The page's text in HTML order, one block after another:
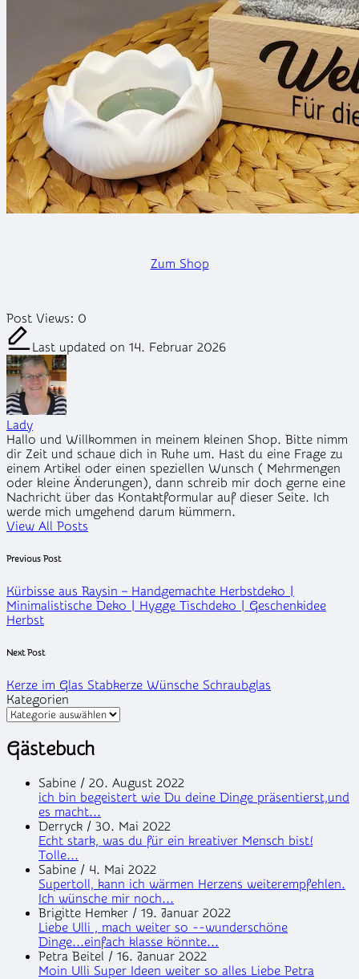
Zum Shop
Post Views: 0
Last updated on 14. Februar 2026
Lady
Hallo und Willkommen in meinem kleinen Shop. Bitte nimm
dir Zeit und schaue dich in Ruhe um. Hast du eine Frage zu
einem Artikel oder einen speziellen Wunsch ( Mehrmengen
oder kleine Änderungen), dann schreib mir doch gerne eine
Nachricht über das Kontaktformular auf dieser Seite. Ich
werde mich umgehend darum kümmern.
View All Posts
Post
navigation
Previous Post
Kürbisse aus Raysin – Handgemachte Herbstdeko |
Minimalistische Deko | Hygge Tischdeko | Geschenkidee
Herbst
Next Post
Kerze im Glas Stabkerze Wünsche Schraubglas
Kategorien
Gästebuch
Sabine / 20. August 2022
ich bin begeistert wie Du deine Dinge präsentierst,und
es macht...
Derryck / 30. Mai 2022
Echt stark, was du für ein kreativer Mensch bist!
Tolle...
Sabine / 4. Mai 2022
Supertoll, kann ich wärmen Herzens weiterempfehlen.
Ich wünsche mir noch...
Brigitte Hemker / 19. Januar 2022
Liebe Ulli , mach weiter so --wunderschöne
Dinge...einfach klasse könnte...
Petra Beitel / 16. Januar 2022
Moin Ulli Super Ideen weiter so alles Liebe Petra